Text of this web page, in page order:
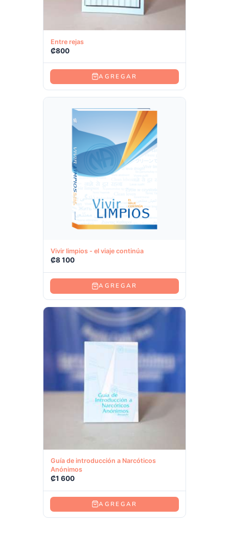
Entre rejas
₡800
AGREGAR
Ver producto
Vivir limpios - el viaje continúa
₡8 100
AGREGAR
Ver producto
Guía de introducción a Narcóticos
Anónimos
₡1 600
AGREGAR